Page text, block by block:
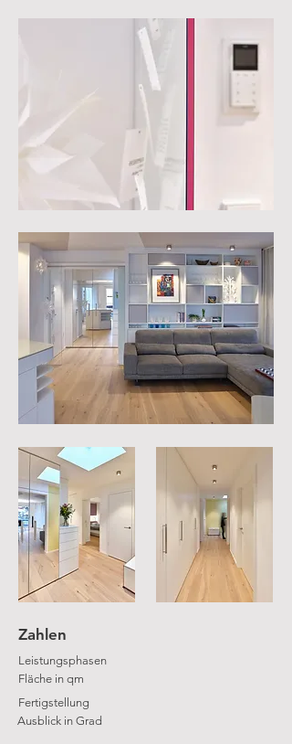
Zahlen
Leistungsphasen
Fläche in qm
Fertigstellung
Ausblick in Grad